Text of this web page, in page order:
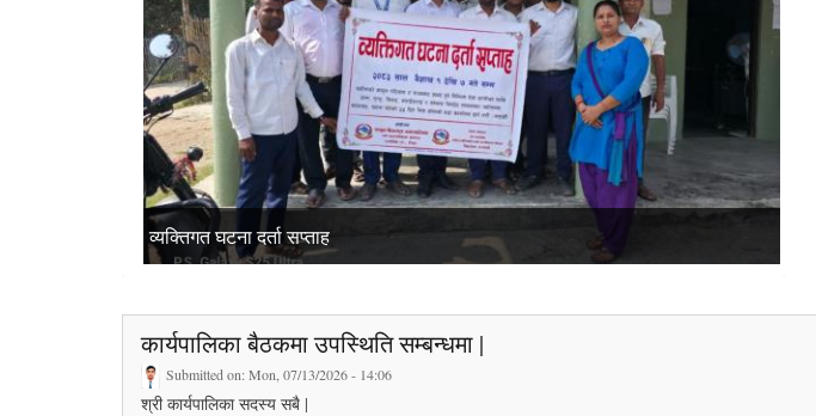
व्यक्तिगत घटना दर्ता सप्ताह
सुरक्षित आप्रवासन (सामी) कार्यक्रम
" बिश्व क्षयरोग दिवस "
नवौ नगर सभा
कार्यपालिका बैठकमा उपस्थिति सम्बन्धमा |
Submitted on:Mon, 07/13/2026 - 14:06
श्री कार्यपालिका सदस्य सबै |